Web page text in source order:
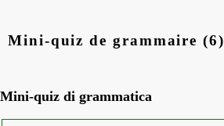
Mini-quiz de grammaire (6)
Mini-quiz di grammatica